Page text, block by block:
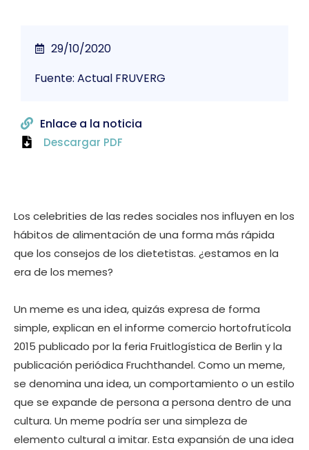
Los celebrities de las redes sociales nos influyen en los
hábitos de alimentación de una forma más rápida
que los consejos de los dietetistas. ¿estamos en la
era de los memes?
Un meme es una idea, quizás expresa de forma
simple, explican en el informe comercio hortofrutícola
2015 publicado por la feria Fruitlogística de Berlin y la
publicación periódica Fruchthandel. Como un meme,
se denomina una idea, un comportamiento o un estilo
que se expande de persona a persona dentro de una
cultura. Un meme podría ser una simpleza de
elemento cultural a imitar. Esta expansión de una idea
29/10/2020
Fuente: Actual FRUVERG
Enlace a la noticia
Descargar PDF